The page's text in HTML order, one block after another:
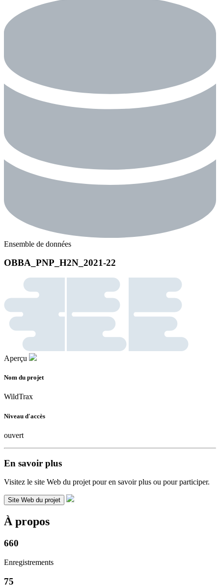
Ensemble de données
OBBA_PNP_H2N_2021-22
Aperçu
Nom du projet
WildTrax
Niveau d'accès
ouvert
En savoir plus
Visitez le site Web du projet pour en savoir plus ou pour participer.
Site Web du projet
À propos
660
Enregistrements
75